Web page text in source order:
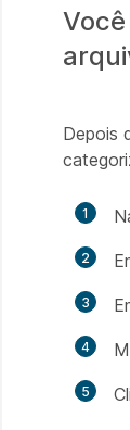
Depois
1
2
3
4
5